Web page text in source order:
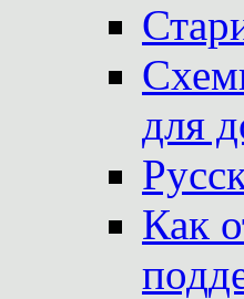
для
Как